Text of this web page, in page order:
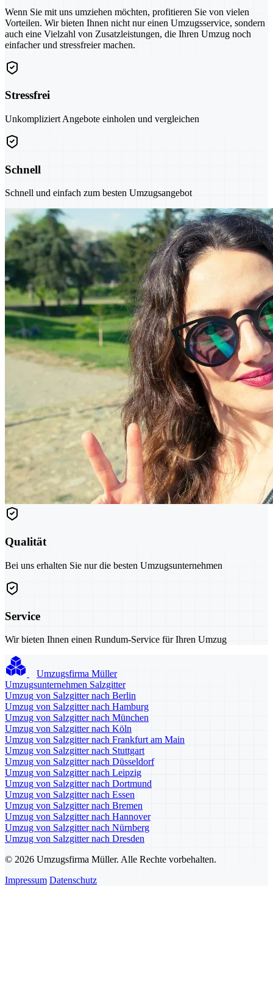
Wenn Sie mit uns umziehen möchten, profitieren Sie von vielen
Vorteilen. Wir bieten Ihnen nicht nur einen Umzugsservice, sondern
auch eine Vielzahl von Zusatzleistungen, die Ihren Umzug noch
einfacher und stressfreier machen.
Stressfrei
Unkompliziert Angebote einholen und vergleichen
Schnell
Schnell und einfach zum besten Umzugsangebot
Qualität
Bei uns erhalten Sie nur die besten Umzugsunternehmen
Service
Wir bieten Ihnen einen Rundum-Service für Ihren Umzug
Umzugsfirma Müller
Umzugsunternehmen Salzgitter
Umzug von Salzgitter nach Berlin
Umzug von Salzgitter nach Hamburg
Umzug von Salzgitter nach München
Umzug von Salzgitter nach Köln
Umzug von Salzgitter nach Frankfurt am Main
Umzug von Salzgitter nach Stuttgart
Umzug von Salzgitter nach Düsseldorf
Umzug von Salzgitter nach Leipzig
Umzug von Salzgitter nach Dortmund
Umzug von Salzgitter nach Essen
Umzug von Salzgitter nach Bremen
Umzug von Salzgitter nach Hannover
Umzug von Salzgitter nach Nürnberg
Umzug von Salzgitter nach Dresden
© 2026 Umzugsfirma Müller. Alle Rechte vorbehalten.
Impressum Datenschutz